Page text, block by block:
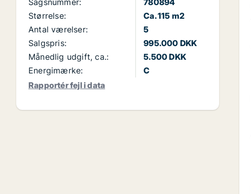
Sagsnummer:
780894
Størrelse:
Ca. 115 m2
Antal værelser:
5
Salgspris:
995.000 DKK
Månedlig udgift, ca.:
5.500 DKK
Energimærke:
C
Rapportér fejl i data